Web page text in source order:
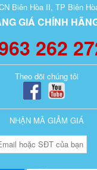
Biên Hòa II, TP Biên
GIÁ CHÍNH
262
Theo dõi chúng tôi
NHẬN MÃ GIẢM GIÁ